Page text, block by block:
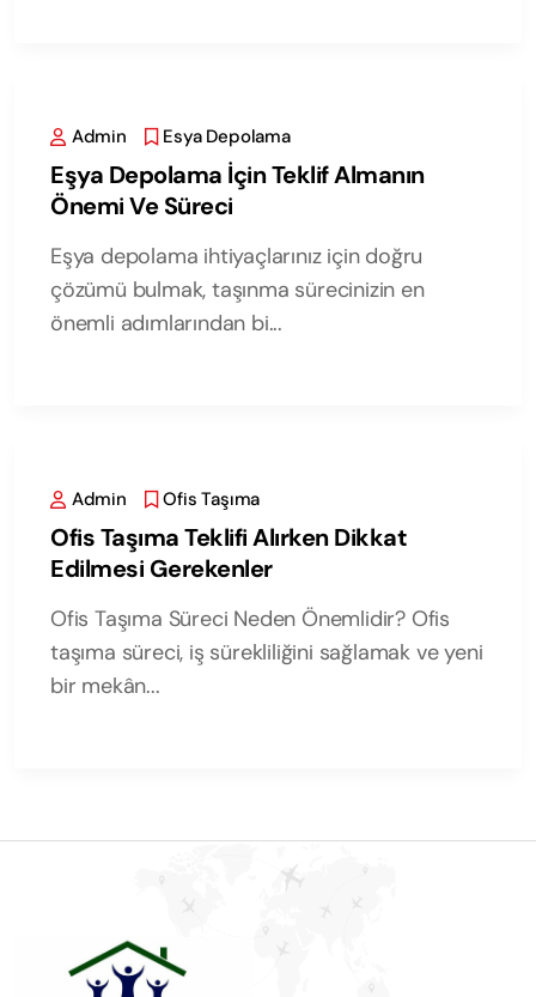
Admin Esya Depolama
Eşya Depolama İçin Teklif Almanın
Önemi Ve Süreci
Eşya depolama ihtiyaçlarınız için doğru
çözümü bulmak, taşınma sürecinizin en
önemli adımlarından bi...
Admin Ofis Taşıma
Ofis Taşıma Teklifi Alırken Dikkat
Edilmesi Gerekenler
Ofis Taşıma Süreci Neden Önemlidir? Ofis
taşıma süreci, iş sürekliliğini sağlamak ve yeni
bir mekân...